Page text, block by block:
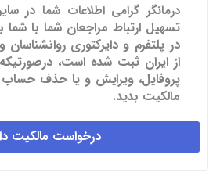
درمانگر گرامی اطلاعات شما در
در پلتفرم و دایرکتوری روانشناسان
از ایران ثبت شده است،
پروفایل، ویرایش و یا حذف
مالکیت بدید.
درخواست مالکیت